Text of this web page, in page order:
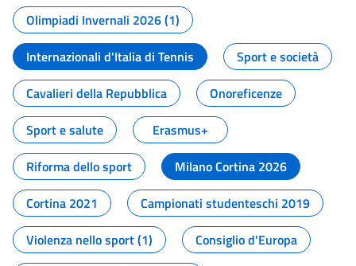
Olimpiadi Invernali 2026 (1)
Internazionali d'Italia di Tennis
Sport e società
Cavalieri della Repubblica
Onoreficenze
Sport e salute
Erasmus+
Riforma dello sport
Milano Cortina 2026
Cortina 2021
Campionati studenteschi 2019
Violenza nello sport (1)
Consiglio d'Europa